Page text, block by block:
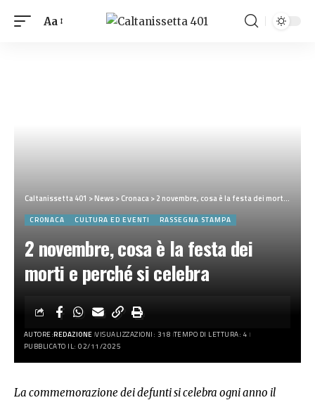
Aa
Caltanissetta 401 >News>Cronaca>2 novembre, cosa è la festa dei morti e perché si celebra
CRONACA CULTURA ED EVENTI RASSEGNA STAMPA
2 novembre, cosa è la festa dei
morti e perché si celebra
AUTORE:REDAZIONE VISUALIZZAZIONI: 318 TEMPO DI LETTURA: 4
PUBBLICATO IL: 02/11/2025
La commemorazione dei defunti si celebra ogni anno il